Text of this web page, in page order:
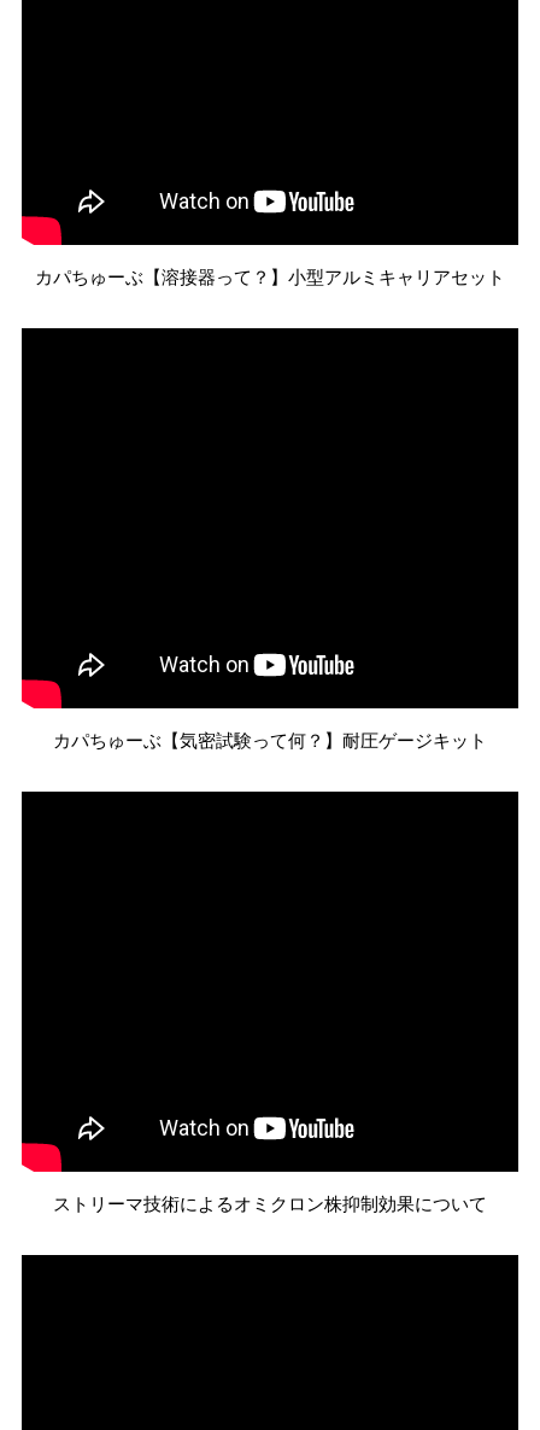
カパちゅーぶ【溶接器って？】小型アルミキャリアセット
カパちゅーぶ【気密試験って何？】耐圧ゲージキット
ストリーマ技術によるオミクロン株抑制効果について